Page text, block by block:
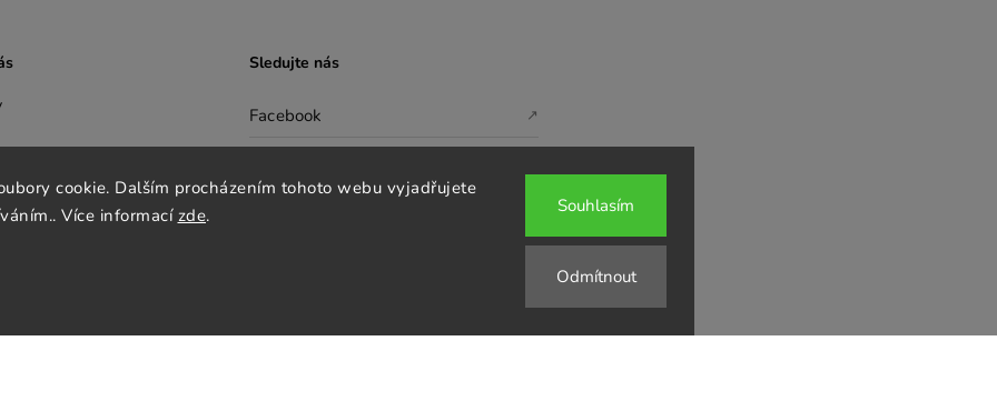
cookie. Dalším procházením tohoto webu vyjadřujete
Více informací zde.
Odmítnout
Souhlasím
Sledujte nás
Facebook ↗
↗